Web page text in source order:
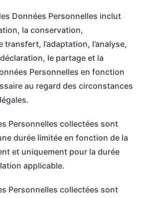
Données Personnelles inclut
la conservation,
transfert, l’adaptation, l’analyse,
le partage et la
Personnelles en fonction
au regard des circonstances
Personnelles collectées sont
durée limitée en fonction de la
et uniquement pour la durée
applicable.
Personnelles collectées sont